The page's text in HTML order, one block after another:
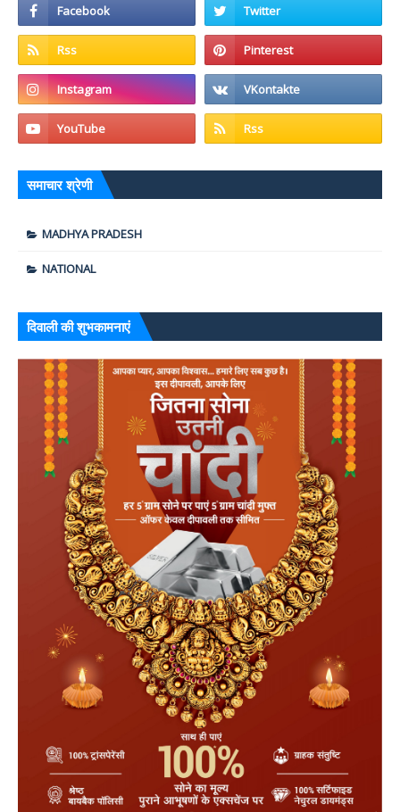
समाचार श्रेणी
MADHYA PRADESH
NATIONAL
दिवाली की शुभकामनाएं